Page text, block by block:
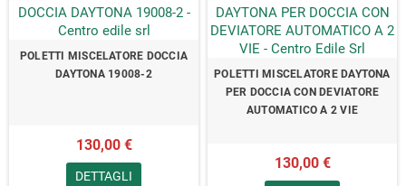
POLETTI MISCELATORE DOCCIA
DAYTONA 19008-2
130,00 €
DETTAGLI
POLETTI MISCELATORE DAYTONA
PER DOCCIA CON DEVIATORE
AUTOMATICO A 2 VIE
130,00 €